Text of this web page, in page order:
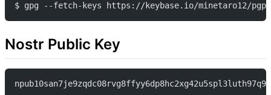
$ gpg --fetch-keys https://keybase.io/minetaro12/
Nostr Public Key